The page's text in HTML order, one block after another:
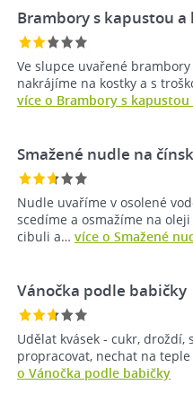
Brambory s kapustou a
Ve slupce uvařené
nakrájíme na kostky a s
více o Brambory s kapustou
Smažené nudle na
Nudle uvaříme v osolené
scedíme a osmažíme na
cibuli a… více o Smažené
Vánočka podle babičky
Udělat kvásek - cukr, droždí,
propracovat, nechat na
o Vánočka podle babičky